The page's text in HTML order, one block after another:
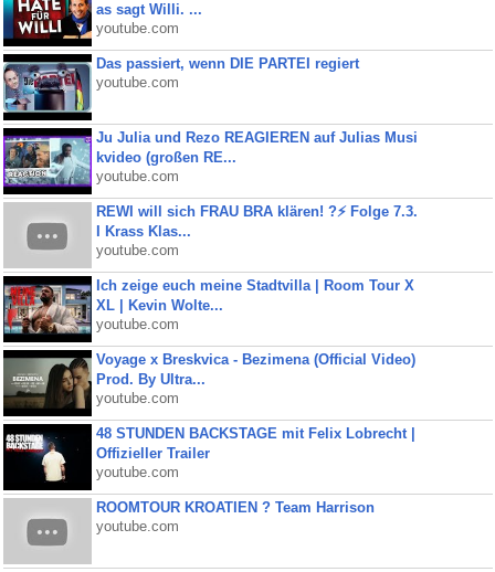
as sagt Willi. ...
youtube.com
Das passiert, wenn DIE PARTEI regiert
youtube.com
Ju Julia und Rezo REAGIEREN auf Julias Musi
kvideo (großen RE...
youtube.com
REWI will sich FRAU BRA klären! ?⚡️ Folge 7.3.
I Krass Klas...
youtube.com
Ich zeige euch meine Stadtvilla | Room Tour X
XL | Kevin Wolte...
youtube.com
Voyage x Breskvica - Bezimena (Official Video)
Prod. By Ultra...
youtube.com
48 STUNDEN BACKSTAGE mit Felix Lobrecht |
Offizieller Trailer
youtube.com
ROOMTOUR KROATIEN ? Team Harrison
youtube.com